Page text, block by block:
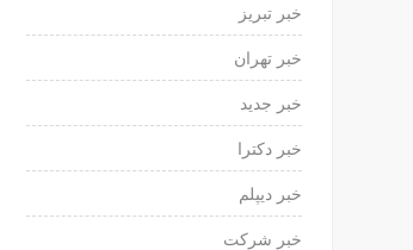
خبر تبریز
خبر تهران
خبر جدید
خبر دکترا
خبر دیپلم
خبر شرکت